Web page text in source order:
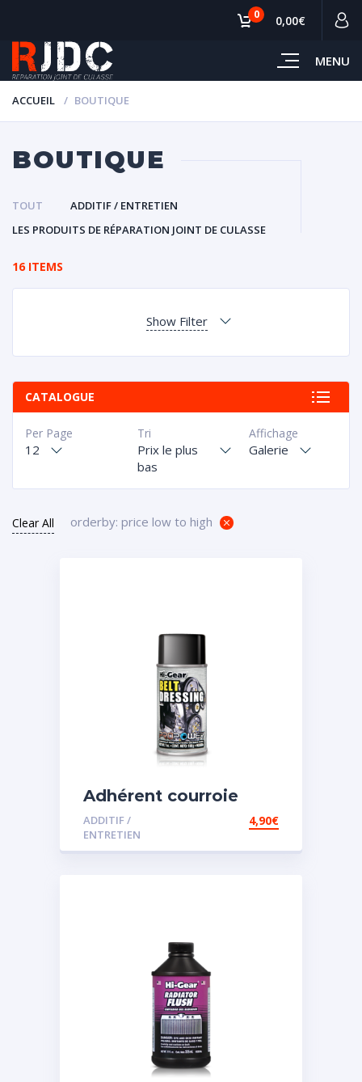
MENU
0 0,00€
ACCUEIL BOUTIQUE
BOUTIQUE
TOUT
ADDITIF / ENTRETIEN
LES PRODUITS DE RÉPARATION JOINT DE CULASSE
16 ITEMS
Show Filter
CATALOGUE
Affichage
Galerie
Tri
Prix le plus
bas
Per Page
12
Clear All orderby: price low to high
Adhérent courroie
ADDITIF /
ENTRETIEN
4,90€